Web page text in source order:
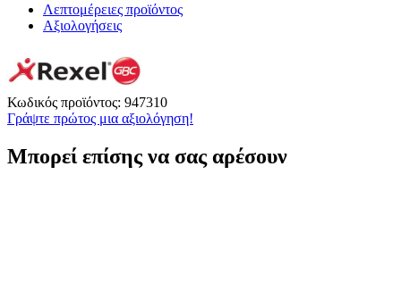
Λεπτομέρειες προϊόντος
Αξιολογήσεις
Κωδικός προϊόντος: 947310
Γράψτε πρώτος μια αξιολόγηση!
Μπορεί επίσης να σας αρέσουν